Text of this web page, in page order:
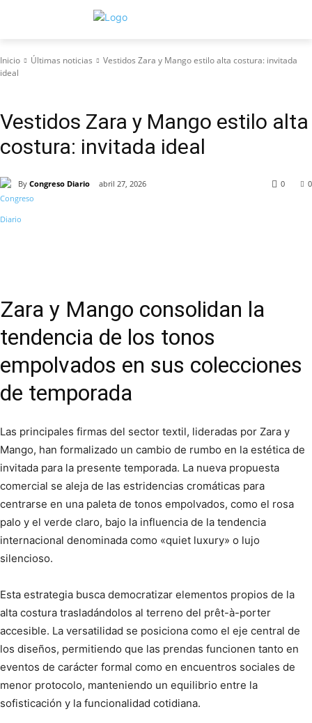
Inicio Últimas noticias
Vestidos Zara y Mango estilo alta costura: invitada
ideal
Vestidos Zara y Mango estilo alta
costura: invitada ideal
By Congreso Diario abril 27, 2026 0
0
Zara y Mango consolidan la
tendencia de los tonos
empolvados en sus colecciones
de temporada
Las principales firmas del sector textil, lideradas por Zara y
Mango, han formalizado un cambio de rumbo en la estética de
invitada para la presente temporada. La nueva propuesta
comercial se aleja de las estridencias cromáticas para
centrarse en una paleta de tonos empolvados, como el rosa
palo y el verde claro, bajo la influencia de la tendencia
internacional denominada como «quiet luxury» o lujo
silencioso.
Esta estrategia busca democratizar elementos propios de la
alta costura trasladándolos al terreno del prêt-à-porter
accesible. La versatilidad se posiciona como el eje central de
los diseños, permitiendo que las prendas funcionen tanto en
eventos de carácter formal como en encuentros sociales de
menor protocolo, manteniendo un equilibrio entre la
sofisticación y la funcionalidad cotidiana.